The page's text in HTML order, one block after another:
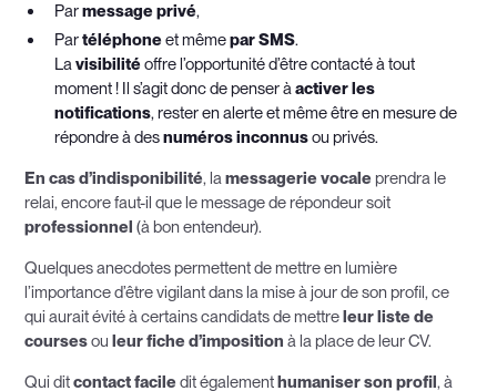
Parmessage privé,
Partéléphoneet mêmepar SMS.
Lavisibilitéoffre l’opportunité d’être contacté à tout
moment ! Il s’agit donc de penser àactiver les
notifications, rester en alerte et même être en mesure de
répondre à desnuméros inconnusou privés.
En cas d’indisponibilité, lamessagerie vocale prendra le
relai, encore faut-il que le message de répondeur soit
professionnel (à bon entendeur).
Quelques anecdotes permettent de mettre en lumière
l’importance d’être vigilant dans la mise à jour de son profil, ce
qui aurait évité à certains candidats de mettreleur liste de
coursesouleur fiche d’imposition à la place de leur CV.
Qui ditcontact facile dit égalementhumaniser son profil, à